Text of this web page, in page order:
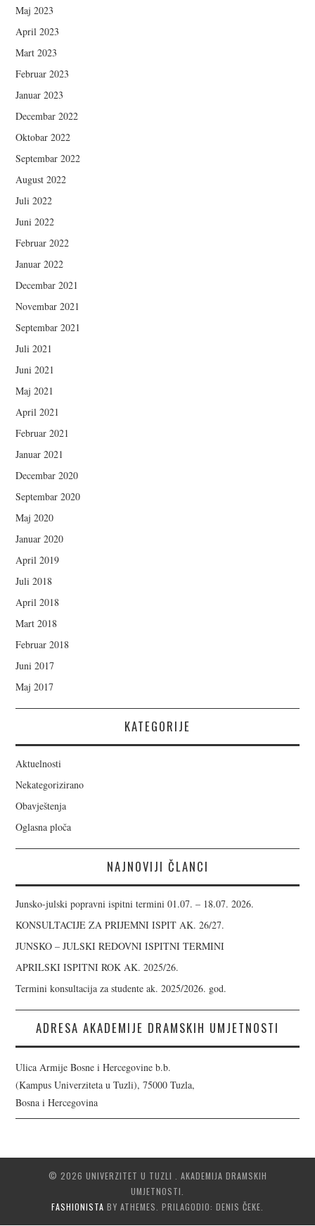
Maj 2023
April 2023
Mart 2023
Februar 2023
Januar 2023
Decembar 2022
Oktobar 2022
Septembar 2022
August 2022
Juli 2022
Juni 2022
Februar 2022
Januar 2022
Decembar 2021
Novembar 2021
Septembar 2021
Juli 2021
Juni 2021
Maj 2021
April 2021
Februar 2021
Januar 2021
Decembar 2020
Septembar 2020
Maj 2020
Januar 2020
April 2019
Juli 2018
April 2018
Mart 2018
Februar 2018
Juni 2017
Maj 2017
KATEGORIJE
Aktuelnosti
Nekategorizirano
Obavještenja
Oglasna ploča
NAJNOVIJI ČLANCI
Junsko-julski popravni ispitni termini 01.07. – 18.07. 2026.
KONSULTACIJE ZA PRIJEMNI ISPIT AK. 26/27.
JUNSKO – JULSKI REDOVNI ISPITNI TERMINI
APRILSKI ISPITNI ROK AK. 2025/26.
Termini konsultacija za studente ak. 2025/2026. god.
ADRESA AKADEMIJE DRAMSKIH UMJETNOSTI
Ulica Armije Bosne i Hercegovine b.b.
(Kampus Univerziteta u Tuzli), 75000 Tuzla,
Bosna i Hercegovina
© 2026 UNIVERZITET U TUZLI . AKADEMIJA DRAMSKIH
UMJETNOSTI.
FASHIONISTA BY ATHEMES. PRILAGODIO: DENIS ČEKE.